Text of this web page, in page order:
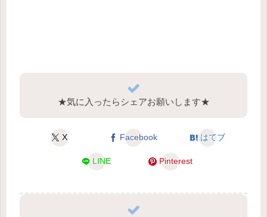
★気に入ったらシェアお願いします★
X Facebook はてブ
LINE Pinterest